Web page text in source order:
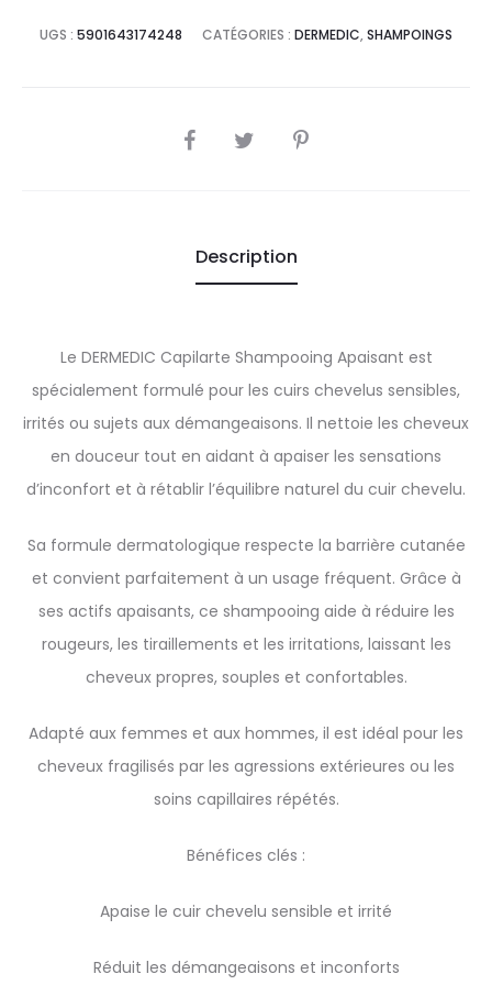
UGS : 5901643174248 CATÉGORIES : DERMEDIC, SHAMPOINGS
SHARE
Description
Le DERMEDIC Capilarte Shampooing Apaisant est
spécialement formulé pour les cuirs chevelus sensibles,
irrités ou sujets aux démangeaisons. Il nettoie les cheveux
en douceur tout en aidant à apaiser les sensations
d’inconfort et à rétablir l’équilibre naturel du cuir chevelu.
Sa formule dermatologique respecte la barrière cutanée
et convient parfaitement à un usage fréquent. Grâce à
ses actifs apaisants, ce shampooing aide à réduire les
rougeurs, les tiraillements et les irritations, laissant les
cheveux propres, souples et confortables.
Adapté aux femmes et aux hommes, il est idéal pour les
cheveux fragilisés par les agressions extérieures ou les
soins capillaires répétés.
Bénéfices clés :
Apaise le cuir chevelu sensible et irrité
Réduit les démangeaisons et inconforts